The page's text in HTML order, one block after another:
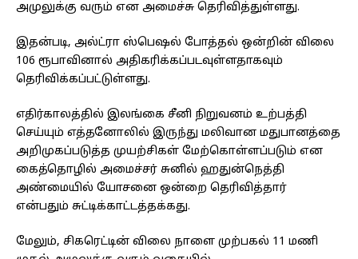
அமுலுக்கு வரும் என அமைச்சு தெரிவித்துள்ளது.
இதன்படி, அல்ட்ரா ஸ்பெஷல் போத்தல் ஒன்றின் விலை
106 ரூபாவினால் அதிகரிக்கப்படவுள்ளதாகவும்
தெரிவிக்கப்பட்டுள்ளது.
எதிர்காலத்தில் இலங்கை சீனி நிறுவனம் உற்பத்தி
செய்யும் எத்தனோலில் இருந்து மலிவான மதுபானத்தை
அறிமுகப்படுத்த முயற்சிகள் மேற்கொள்ளப்படும் என
கைத்தொழில் அமைச்சர் சுனில் ஹதுன்நெத்தி
அண்மையில் யோசனை ஒன்றை தெரிவித்தார்
என்பதும் சுட்டிக்காட்டத்தக்கது.
மேலும், சிகரெட்டின் விலை நாளை முற்பகல் 11 மணி